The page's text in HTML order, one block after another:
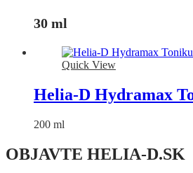
30 ml
Quick View
Helia-D Hydramax
200 ml
OBJAVTE HELIA-D.SK